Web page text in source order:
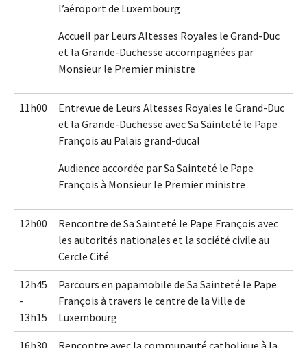
l’aéroport de Luxembourg
Accueil par Leurs Altesses Royales le Grand-Duc
et la Grande-Duchesse accompagnées par
Monsieur le Premier ministre
11h00
Entrevue de Leurs Altesses Royales le Grand-Duc
et la Grande-Duchesse avec Sa Sainteté le Pape
François au Palais grand-ducal
Audience accordée par Sa Sainteté le Pape
François à Monsieur le Premier ministre
12h00
Rencontre de Sa Sainteté le Pape François avec
les autorités nationales et la société civile au
Cercle Cité
12h45
-
13h15
Parcours en papamobile de Sa Sainteté le Pape
François à travers le centre de la Ville de
Luxembourg
16h30
Rencontre avec la communauté catholique à la